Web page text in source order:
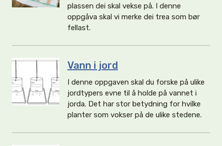
plassen dei skal vekse på. I denne
oppgåva skal vi merke dei trea som bør
fellast.
Vann i jord
I denne oppgaven skal du forske på ulike
jordtypers evne til å holde på vannet i
jorda. Det har stor betydning for hvilke
planter som vokser på de ulike stedene.